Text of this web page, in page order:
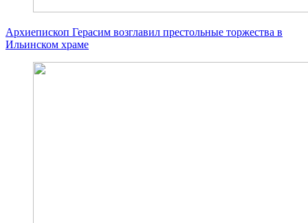
Архиепископ Герасим возглавил престольные торжества в
Ильинском храме